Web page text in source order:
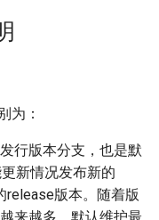
为：
行版本分支，也是默
新情况发布新的
release版本。随着版